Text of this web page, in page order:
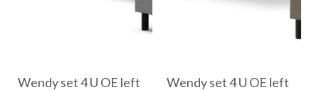
Wendy set 4 U OE left
Wendy set 4 U OE left